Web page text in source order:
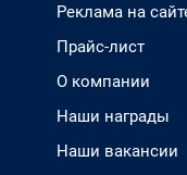
Реклама на
Прайс-лист
О компании
Наши награды
Наши вакансии